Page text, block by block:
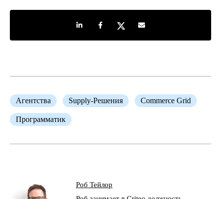
Share on LinkedIn
Share on Facebook
Share on TwitterShare by e-mail
Агентства Supply-Решения Commerce Grid
Программатик
Роб Тейлор